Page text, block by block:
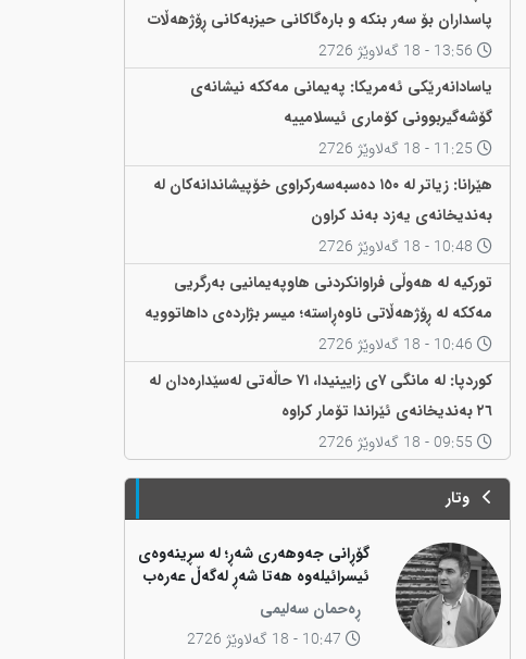
پاسداران بۆ سەر بنکە و بارەگاکانی حیزبەکانی ڕۆژهەڵات
یاسادانەرێکی ئەمریکا: پەیمانی مەککە نیشانەی
گۆشەگیربوونی کۆماری ئیسلامییە
هێرانا: زیاتر لە ١٥٠ دەسبەسەرکراوی خۆپیشاندانەکان لە
بەندیخانەی یەزد بەند کراون
تورکیە لە هەوڵی فراوانکردنی هاوپەیمانیی بەرگریی
مەککە لە ڕۆژهەڵاتی ناوەڕاستە؛ میسر بژاردەی داهاتوویە
کوردپا: لە مانگی ٧ی زایینیدا، ٧١ حاڵەتی لەسێدارەدان لە
٢٦ بەندیخانەی ئێراندا تۆمار کراوە
وتار
گۆڕانی جەوهەری شەڕ؛ لە سڕینەوەی
ئیسرائیلەوە هەتا شەڕ لەگەڵ عەرەب
ڕەحمان سەلیمی
10:47 - 18 گەلاوێژ 2726